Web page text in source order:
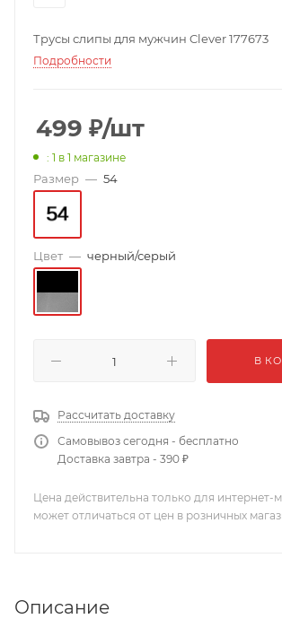
Трусы слипы для мужчин Clever 177673
Подробности
499 ₽/шт
: 1 в 1 магазине
Размер — 54
Цвет — черный/серый
В
Рассчитать доставку
Самовывоз сегодня - бесплатно
Доставка завтра - 390 ₽
Цена действительна только для интернет-
может отличаться от цен в розничных
Описание